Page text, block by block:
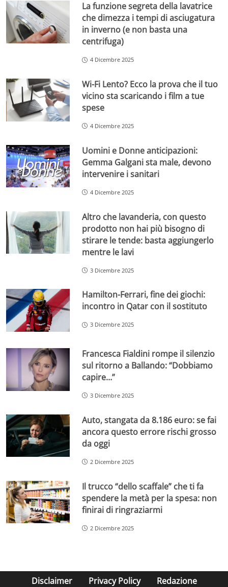
La funzione segreta della lavatrice
che dimezza i tempi di asciugatura
in inverno (e non basta una
centrifuga)
4 Dicembre 2025
Wi-Fi Lento? Ecco la prova che il tuo
vicino sta scaricando i film a tue
spese
4 Dicembre 2025
Uomini e Donne anticipazioni:
Gemma Galgani sta male, devono
intervenire i sanitari
4 Dicembre 2025
Altro che lavanderia, con questo
prodotto non hai più bisogno di
stirare le tende: basta aggiungerlo
mentre le lavi
3 Dicembre 2025
Hamilton-Ferrari, fine dei giochi:
incontro in Qatar con il sostituto
3 Dicembre 2025
Francesca Fialdini rompe il silenzio
sul ritorno a Ballando: “Dobbiamo
capire…”
3 Dicembre 2025
Auto, stangata da 8.186 euro: se fai
ancora questo errore rischi grosso
da oggi
2 Dicembre 2025
Il trucco “dello scaffale” che ti fa
spendere la metà per la spesa: non
finirai di ringraziarmi
2 Dicembre 2025
Disclaimer Privacy Policy Redazione